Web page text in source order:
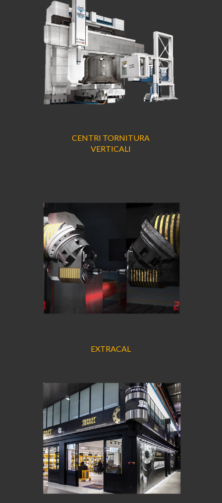
CENTRI TORNITURA
VERTICALI
EXTRACAL